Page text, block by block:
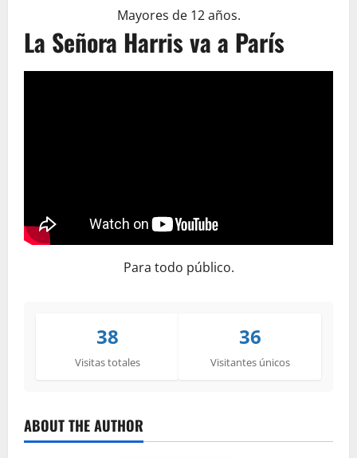
Mayores de 12 años.
La Señora Harris va a París
Para todo público.
38
Visitas totales
36
Visitantes únicos
ABOUT THE AUTHOR